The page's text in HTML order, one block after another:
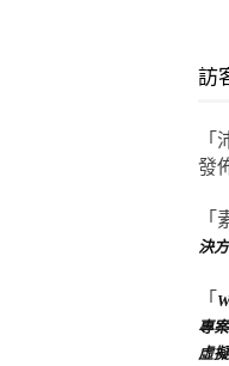
訪
「
發
「
決
「
專
虛